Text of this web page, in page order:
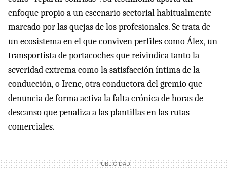
enfoque propio a un escenario sectorial habitualmente
marcado por las quejas de los profesionales. Se trata de
un ecosistema en el que conviven perfiles como Álex, un
transportista de portacoches que reivindica tanto la
severidad extrema como la satisfacción íntima de la
conducción, o Irene, otra conductora del gremio que
denuncia de forma activa la falta crónica de horas de
descanso que penaliza a las plantillas en las rutas
comerciales.